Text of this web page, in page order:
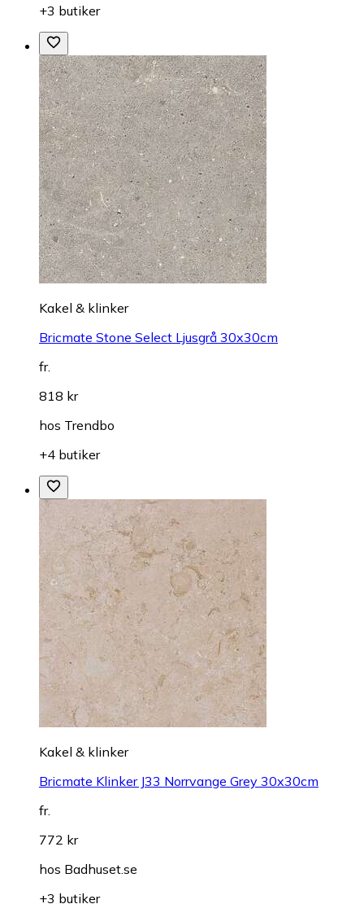
+3 butiker
Kakel & klinker
Bricmate Stone Select Ljusgrå 30x30cm
fr.
818 kr
hos Trendbo
+4 butiker
Kakel & klinker
Bricmate Klinker J33 Norrvange Grey 30x30cm
fr.
772 kr
hos Badhuset.se
+3 butiker